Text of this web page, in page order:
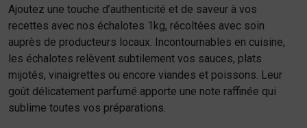
Ajoutez une touche d’authenticité et de saveur à vos
recettes avec nos échalotes 1kg, récoltées avec soin
auprès de producteurs locaux. Incontournables en cuisine,
les échalotes relèvent subtilement vos sauces, plats
mijotés, vinaigrettes ou encore viandes et poissons. Leur
goût délicatement parfumé apporte une note raffinée qui
sublime toutes vos préparations.